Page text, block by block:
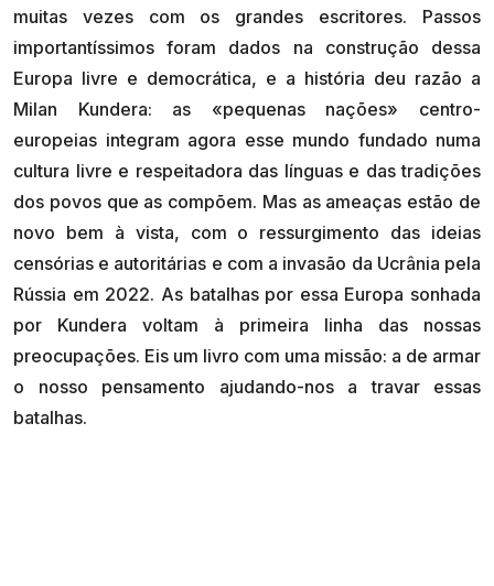
muitas vezes com os grandes escritores. Passos
importantíssimos foram dados na construção dessa
Europa livre e democrática, e a história deu razão a
Milan Kundera: as «pequenas nações» centro-
europeias integram agora esse mundo fundado numa
cultura livre e respeitadora das línguas e das tradições
dos povos que as compõem. Mas as ameaças estão de
novo bem à vista, com o ressurgimento das ideias
censórias e autoritárias e com a invasão da Ucrânia pela
Rússia em 2022. As batalhas por essa Europa sonhada
por Kundera voltam à primeira linha das nossas
preocupações. Eis um livro com uma missão: a de armar
o nosso pensamento ajudando-nos a travar essas